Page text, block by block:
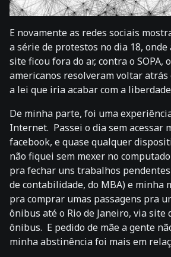
E novamente as redes sociais
a série de protestos no dia 18, onde
site ficou fora do ar, contra o SOPA,
americanos resolveram voltar
a lei que iria acabar com a
De minha parte, foi uma
Internet. Passei o dia sem acessar
facebook, e quase qualquer
não fiquei sem mexer no
pra fechar uns trabalhos
de contabilidade, do MBA) e minha
pra comprar umas passagens pra
ônibus até o Rio de Janeiro, via site
ônibus. E pedido de mãe a gente
minha abstinência foi mais em